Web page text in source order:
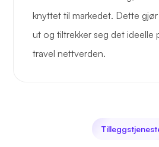
knyttet til markedet. Dette gjør
ut og tiltrekker seg det ideelle
travel nettverden.